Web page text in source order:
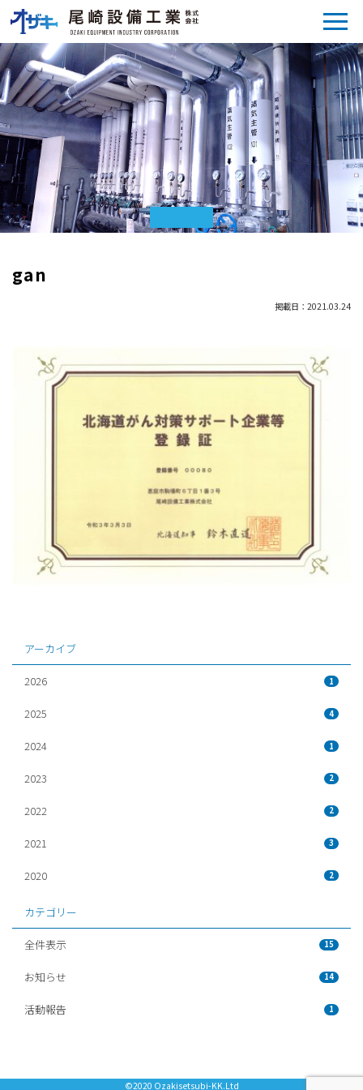
gan
掲載日：2021.03.24
アーカイブ
2026 1
2025 4
2024 1
2023 2
2022 2
2021 3
2020 2
カテゴリー
全件表示 15
お知らせ 14
活動報告 1
©2020 Ozakisetsubi-KK.Ltd